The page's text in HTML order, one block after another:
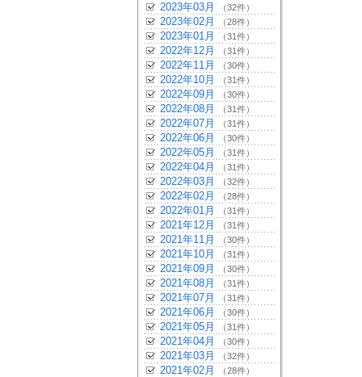
2023年03月 （32件）
2023年02月 （28件）
2023年01月 （31件）
2022年12月 （31件）
2022年11月 （30件）
2022年10月 （31件）
2022年09月 （30件）
2022年08月 （31件）
2022年07月 （31件）
2022年06月 （30件）
2022年05月 （31件）
2022年04月 （31件）
2022年03月 （32件）
2022年02月 （28件）
2022年01月 （31件）
2021年12月 （31件）
2021年11月 （30件）
2021年10月 （31件）
2021年09月 （30件）
2021年08月 （31件）
2021年07月 （31件）
2021年06月 （30件）
2021年05月 （31件）
2021年04月 （30件）
2021年03月 （32件）
2021年02月 （28件）